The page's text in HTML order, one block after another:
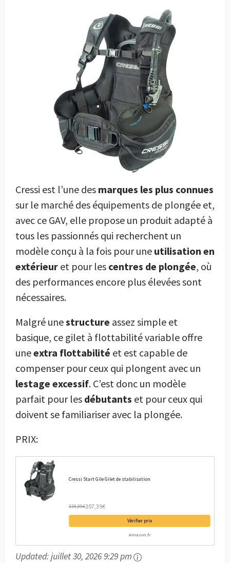
Cressi est l’une des marques les plus connues
sur le marché des équipements de plongée et,
avec ce GAV, elle propose un produit adapté à
tous les passionnés qui recherchent un
modèle conçu à la fois pour une utilisation en
extérieur et pour les centres de plongée, où
des performances encore plus élevées sont
nécessaires.
Malgré unestructure assez simple et
basique, ce gilet à flottabilité variable offre
uneextra flottabilité et est capable de
compenser pour ceux qui plongent avec un
lestage excessif. C’est donc un modèle
parfait pour les débutants et pour ceux qui
doivent se familiariser avec la plongée.
PRIX:
Cressi Start Gile Gilet de stabilisation
339,99€307,39€
Vérifier prix
Amazon.fr
Updated:juillet 30, 2026 9:29 pm